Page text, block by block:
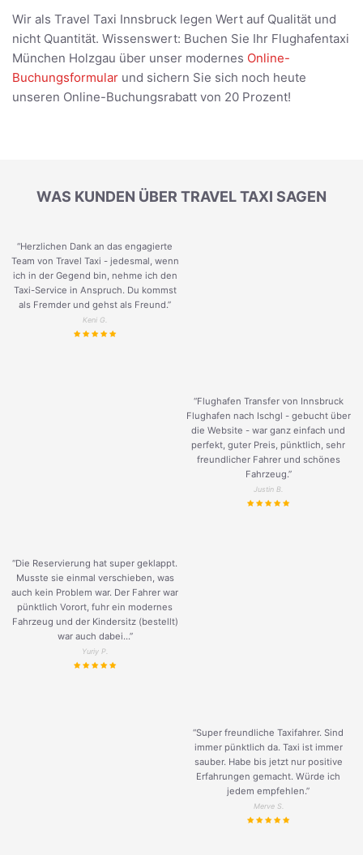
Wir als Travel Taxi Innsbruck legen Wert auf Qualität und
nicht Quantität. Wissenswert: Buchen Sie Ihr Flughafentaxi
München Holzgau über unser modernes Online-
Buchungsformular und sichern Sie sich noch heute
unseren Online-Buchungsrabatt von 20 Prozent!
WAS KUNDEN ÜBER TRAVEL TAXI SAGEN
“Herzlichen Dank an das engagierte
Team von Travel Taxi - jedesmal, wenn
ich in der Gegend bin, nehme ich den
Taxi-Service in Anspruch. Du kommst
als Fremder und gehst als Freund.”
Keni G.
“Flughafen Transfer von Innsbruck
Flughafen nach Ischgl - gebucht über
die Website - war ganz einfach und
perfekt, guter Preis, pünktlich, sehr
freundlicher Fahrer und schönes
Fahrzeug.”
Justin B.
“Die Reservierung hat super geklappt.
Musste sie einmal verschieben, was
auch kein Problem war. Der Fahrer war
pünktlich Vorort, fuhr ein modernes
Fahrzeug und der Kindersitz (bestellt)
war auch dabei...”
Yuriy P.
“Super freundliche Taxifahrer. Sind
immer pünktlich da. Taxi ist immer
sauber. Habe bis jetzt nur positive
Erfahrungen gemacht. Würde ich
jedem empfehlen.”
Merve S.